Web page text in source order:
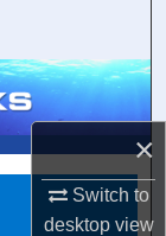
×
Switch to
desktopview